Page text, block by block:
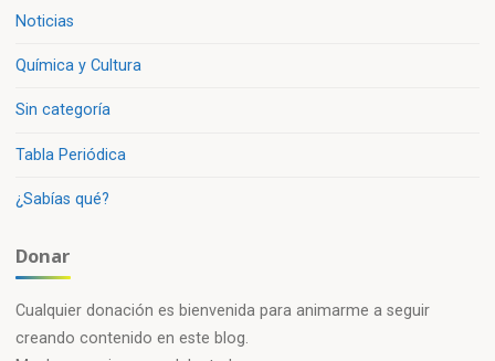
Noticias
Química y Cultura
Sin categoría
Tabla Periódica
¿Sabías qué?
Donar
Cualquier donación es bienvenida para animarme a seguir
creando contenido en este blog.